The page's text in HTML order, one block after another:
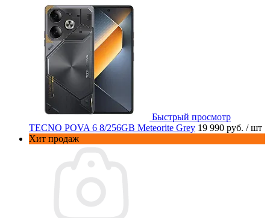
Быстрый просмотр
TECNO POVA 6 8/256GB Meteorite Grey 19 990 руб. / шт
Хит продаж